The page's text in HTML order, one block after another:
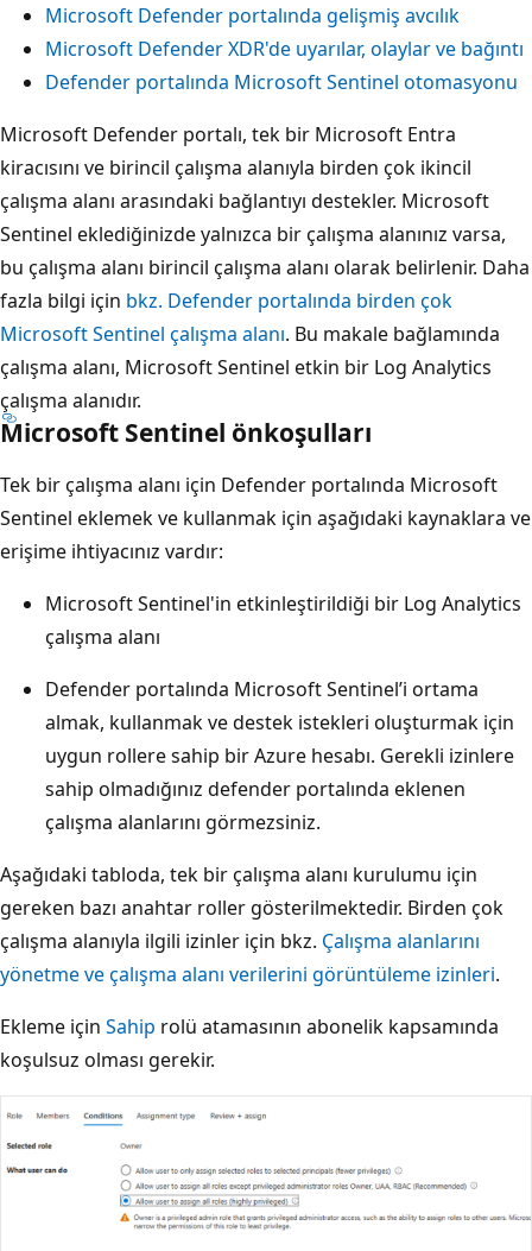
Microsoft Defender portalında gelişmiş avcılık
Microsoft Defender XDR'de uyarılar, olaylar ve bağıntı
Defender portalında Microsoft Sentinel otomasyonu
Microsoft Defender portalı, tek bir Microsoft Entra
kiracısını ve birincil çalışma alanıyla birden çok ikincil
çalışma alanı arasındaki bağlantıyı destekler. Microsoft
Sentinel eklediğinizde yalnızca bir çalışma alanınız varsa,
bu çalışma alanı birincil çalışma alanı olarak belirlenir. Daha
fazla bilgi için bkz. Defender portalında birden çok
Microsoft Sentinel çalışma alanı. Bu makale bağlamında
çalışma alanı, Microsoft Sentinel etkin bir Log Analytics
çalışma alanıdır.
Microsoft Sentinel önkoşulları
Tek bir çalışma alanı için Defender portalında Microsoft
Sentinel eklemek ve kullanmak için aşağıdaki kaynaklara ve
erişime ihtiyacınız vardır:
Microsoft Sentinel'in etkinleştirildiği bir Log Analytics
çalışma alanı
Defender portalında Microsoft Sentinel’i ortama
almak, kullanmak ve destek istekleri oluşturmak için
uygun rollere sahip bir Azure hesabı. Gerekli izinlere
sahip olmadığınız defender portalında eklenen
çalışma alanlarını görmezsiniz.
Aşağıdaki tabloda, tek bir çalışma alanı kurulumu için
gereken bazı anahtar roller gösterilmektedir. Birden çok
çalışma alanıyla ilgili izinler için bkz. Çalışma alanlarını
yönetme ve çalışma alanı verilerini görüntüleme izinleri.
Ekleme için Sahip rolü atamasının abonelik kapsamında
koşulsuz olması gerekir.